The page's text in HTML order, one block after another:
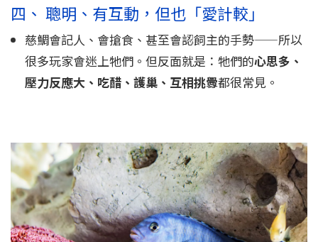
四、 聰明、有互動，但也「愛計較」
慈鯛會記人、會搶食、甚至會認飼主的手勢——所以
很多玩家會迷上牠們。但反面就是：牠們的心思多、
壓力反應大、吃醋、護巢、互相挑釁都很常見。